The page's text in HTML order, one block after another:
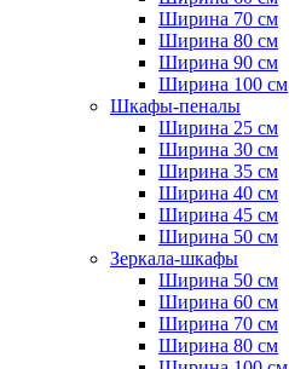
Ширина 70 см
Ширина 80 см
Ширина 90 см
Ширина 100 см
Шкафы-пеналы
Ширина 25 см
Ширина 30 см
Ширина 35 см
Ширина 40 см
Ширина 45 см
Ширина 50 см
Зеркала-шкафы
Ширина 50 см
Ширина 60 см
Ширина 70 см
Ширина 80 см